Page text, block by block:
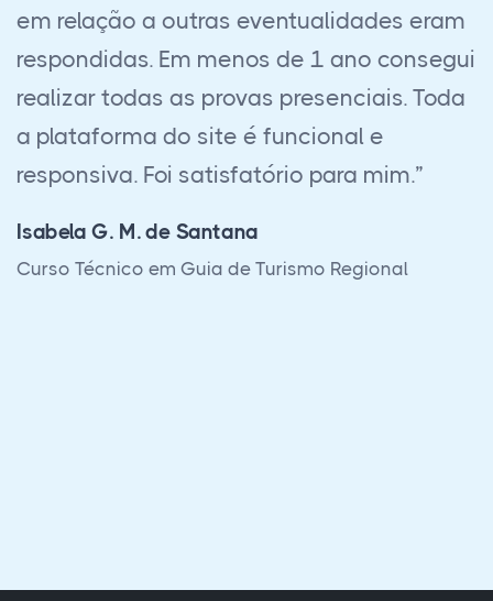
abrindo meus horizontes na empresa e no
mercado de trabalho. Recomendo a
todos!”
Talles Mikson de Carvalho Dutra
Curso Técnico em Segurança do Trabalho